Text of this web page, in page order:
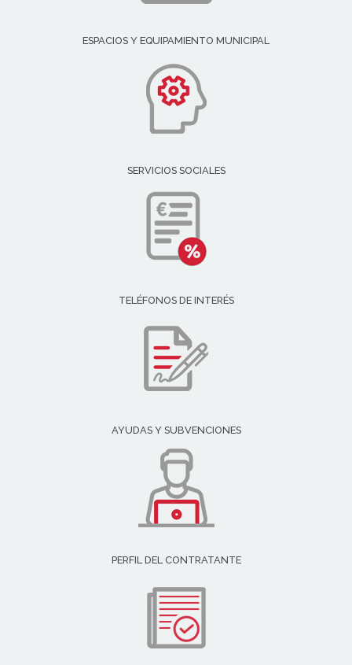
ESPACIOS Y EQUIPAMIENTO MUNICIPAL
SERVICIOS SOCIALES
TELÉFONOS DE INTERÉS
AYUDAS Y SUBVENCIONES
PERFIL DEL CONTRATANTE